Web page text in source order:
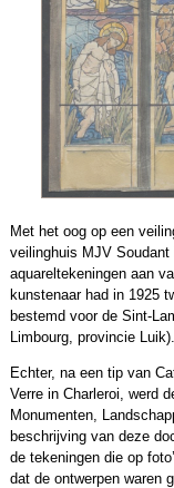
Met het oog op een
veilinghuis MJV
aquareltekeningen aan
kunstenaar had in 1925
bestemd voor de Sint-
Limbourg, provincie Luik).
Echter, na een tip van
Verre in Charleroi, werd
Monumenten,
beschrijving van deze
de tekeningen die op
dat de ontwerpen waren